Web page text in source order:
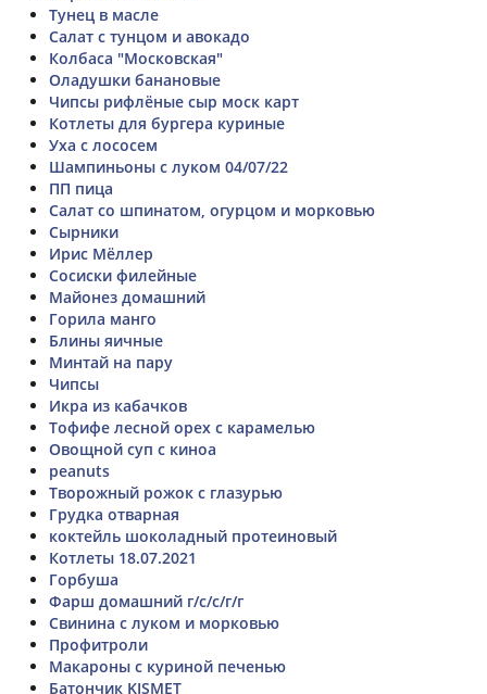
Тунец в масле
Салат с тунцом и авокадо
Колбаса "Московская"
Оладушки банановые
Чипсы рифлёные сыр моск карт
Котлеты для бургера куриные
Уха с лососем
Шампиньоны с луком 04/07/22
ПП пица
Салат со шпинатом, огурцом и морковью
Сырники
Ирис Мёллер
Сосиски филейные
Майонез домашний
Горила манго
Блины яичные
Минтай на пару
Чипсы
Икра из кабачков
Тофифе лесной орех с карамелью
Овощной суп с киноа
peanuts
Творожный рожок с глазурью
Грудка отварная
коктейль шоколадный протеиновый
Котлеты 18.07.2021
Горбуша
Фарш домашний г/с/с/г/г
Свинина с луком и морковью
Профитроли
Макароны с куриной печенью
Батончик KISMET